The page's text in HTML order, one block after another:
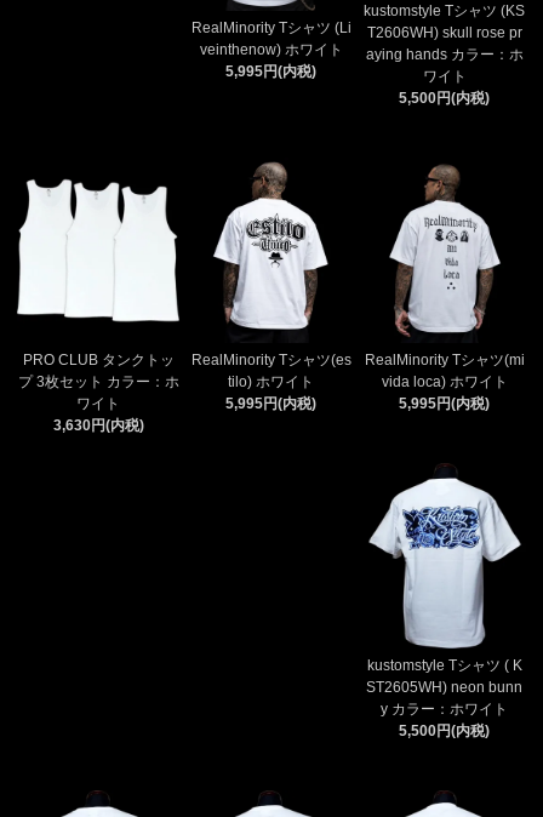
RealMinority Tシャツ (Li
veinthenow) ホワイト
5,995円(内税)
kustomstyle Tシャツ (KS
T2606WH) skull rose pr
aying hands カラー：ホ
ワイト
5,500円(内税)
PRO CLUB タンクトッ
プ 3枚セット カラー：ホ
ワイト
3,630円(内税)
RealMinority Tシャツ(es
tilo) ホワイト
5,995円(内税)
RealMinority Tシャツ(mi
vida loca) ホワイト
5,995円(内税)
kustomstyle Tシャツ ( K
ST2605WH) neon bunn
y カラー：ホワイト
5,500円(内税)